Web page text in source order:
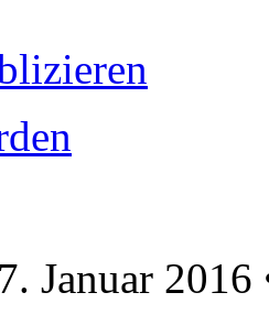
Januar 2016